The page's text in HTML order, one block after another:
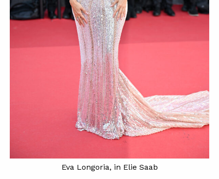
Eva Longoria, in Elie Saab